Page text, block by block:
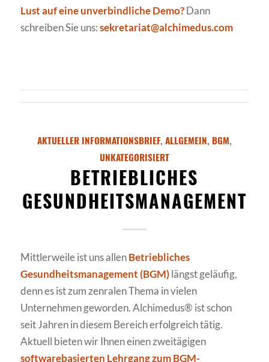
Lust auf eine unverbindliche Demo?Dann
schreiben Sie uns:sekretariat@alchimedus.com
AKTUELLER INFORMATIONSBRIEF, ALLGEMEIN, BGM,
UNKATEGORISIERT
BETRIEBLICHES
GESUNDHEITSMANAGEMENT
Mittlerweile ist uns allenBetriebliches
Gesundheitsmanagement (BGM)längst geläufig,
denn es ist zum zenralen Thema in vielen
Unternehmen geworden. Alchimedus® ist schon
seit Jahren in diesem Bereich erfolgreich tätig.
Aktuell bieten wir Ihnen einen zweitägigen
softwarebasierten Lehrgang zum BGM-